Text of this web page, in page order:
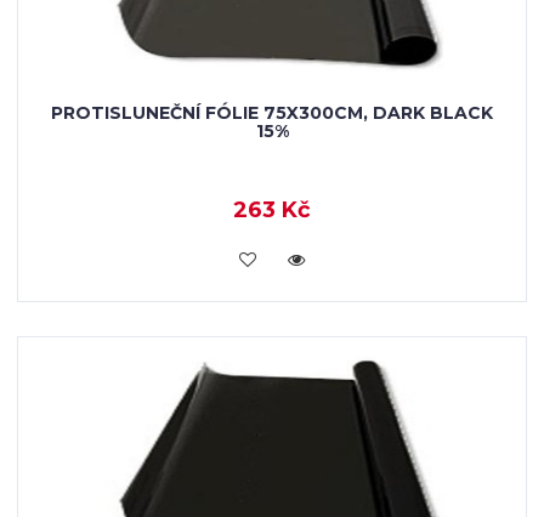
PROTISLUNEČNÍ FÓLIE 75X300CM, DARK BLACK
15%
263 Kč
VLOŽIT DO KOŠÍKU